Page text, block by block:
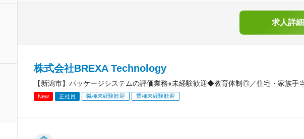
求人詳
株式会社BREXA Technology
【新潟市】パッケージシステムの評価業務※未経験歓迎◆教育体制◎／住宅・家族手
New 正社員 職種未経験歓迎 業種未経験歓迎